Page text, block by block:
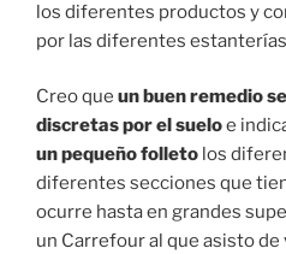
los diferentes productos y
por las diferentes
Creo que un buen remedio
discretas por el sueloe
un pequeño folleto los
diferentes secciones que
ocurre hasta en grandes
un Carrefour al que asisto de